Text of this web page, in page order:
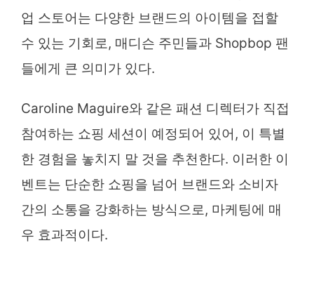
업 스토어는 다양한 브랜드의 아이템을 접할
수 있는 기회로, 매디슨 주민들과 Shopbop 팬
들에게 큰 의미가 있다.
Caroline Maguire와 같은 패션 디렉터가 직접
참여하는 쇼핑 세션이 예정되어 있어, 이 특별
한 경험을 놓치지 말 것을 추천한다. 이러한 이
벤트는 단순한 쇼핑을 넘어 브랜드와 소비자
간의 소통을 강화하는 방식으로, 마케팅에 매
우 효과적이다.